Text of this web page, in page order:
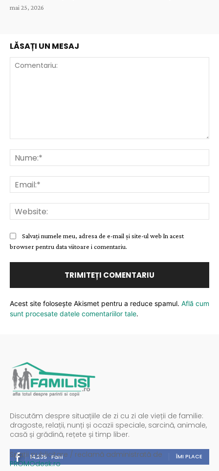
mai 25, 2026
LĂSAȚI UN MESAJ
Salvați numele meu, adresa de e-mail și site-ul web în acest
browser pentru data viitoare i comentariu.
Acest site folosește Akismet pentru a reduce spamul. Află cum
sunt procesate datele comentariilor tale.
Discutăm despre situațiile de zi cu zi ale vieții de familie:
dragoste, relații, nunți și ocazii speciale, sarcină, animale,
casă și grădină, rețete și timp liber.
14,235 Fani ÎMI PLACE
Spații publicitare / reclamă administrată de
PROMOdesk.ro